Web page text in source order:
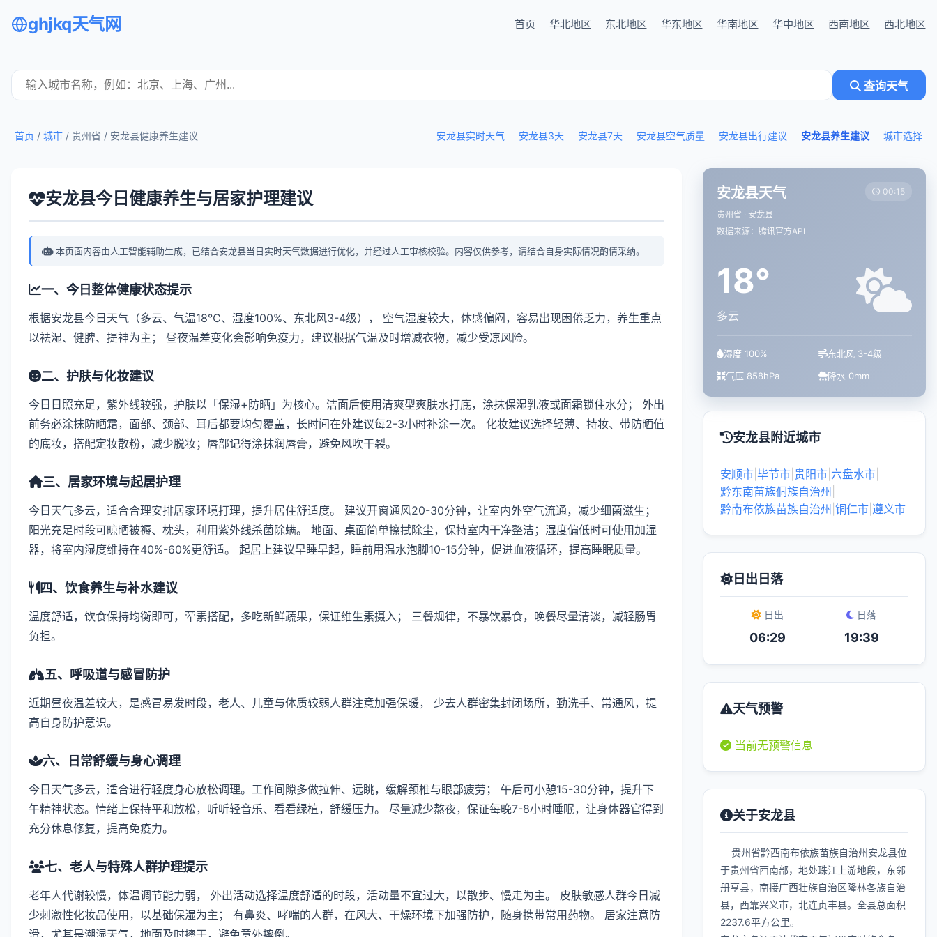
ghjkq天气网 首页 华北地区 东北地区 华东地区 华南地区 华中地区 西南地区 西北地区
查询天气
安龙县实时天气 安龙县3天 安龙县7天 安龙县空气质量 安龙县出行建议 安龙县养生建议 城市选择
首页 / 城市 / 贵州省 / 安龙县健康养生建议
安龙县今日健康养生与居家护理建议
本页面内容由人工智能辅助生成，已结合安龙县当日实时天气数据进行优化，并经过人工审核校验。内容仅供参考，请结合自身实际情况酌情采纳。
一、今日整体健康状态提示
根据安龙县今日天气（多云、气温18℃、湿度100%、东北风3-4级）， 空气湿度较大，体感偏闷，容易出现困倦乏力，养生重点
以祛湿、健脾、提神为主； 昼夜温差变化会影响免疫力，建议根据气温及时增减衣物，减少受凉风险。
二、护肤与化妆建议
今日日照充足，紫外线较强，护肤以「保湿+防晒」为核心。洁面后使用清爽型爽肤水打底，涂抹保湿乳液或面霜锁住水分； 外出
前务必涂抹防晒霜，面部、颈部、耳后都要均匀覆盖，长时间在外建议每2-3小时补涂一次。 化妆建议选择轻薄、持妆、带防晒值
的底妆，搭配定妆散粉，减少脱妆；唇部记得涂抹润唇膏，避免风吹干裂。
三、居家环境与起居护理
今日天气多云，适合合理安排居家环境打理，提升居住舒适度。 建议开窗通风20-30分钟，让室内外空气流通，减少细菌滋生；
阳光充足时段可晾晒被褥、枕头，利用紫外线杀菌除螨。 地面、桌面简单擦拭除尘，保持室内干净整洁；湿度偏低时可使用加湿
器，将室内湿度维持在40%-60%更舒适。 起居上建议早睡早起，睡前用温水泡脚10-15分钟，促进血液循环，提高睡眠质量。
四、饮食养生与补水建议
温度舒适，饮食保持均衡即可，荤素搭配，多吃新鲜蔬果，保证维生素摄入； 三餐规律，不暴饮暴食，晚餐尽量清淡，减轻肠胃
负担。
五、呼吸道与感冒防护
近期昼夜温差较大，是感冒易发时段，老人、儿童与体质较弱人群注意加强保暖， 少去人群密集封闭场所，勤洗手、常通风，提
高自身防护意识。
六、日常舒缓与身心调理
今日天气多云，适合进行轻度身心放松调理。工作间隙多做拉伸、远眺，缓解颈椎与眼部疲劳； 午后可小憩15-30分钟，提升下
午精神状态。情绪上保持平和放松，听听轻音乐、看看绿植，舒缓压力。 尽量减少熬夜，保证每晚7-8小时睡眠，让身体器官得到
充分休息修复，提高免疫力。
七、老人与特殊人群护理提示
老年人代谢较慢，体温调节能力弱， 外出活动选择温度舒适的时段，活动量不宜过大，以散步、慢走为主。 皮肤敏感人群今日减
少刺激性化妆品使用，以基础保湿为主； 有鼻炎、哮喘的人群，在风大、干燥环境下加强防护，随身携带常用药物。 居家注意防
滑，尤其是潮湿天气，地面及时擦干，避免意外摔倒。
安龙县天气
贵州省 · 安龙县
数据来源：腾讯官方API
00:15
18°
多云
湿度 100%
东北风 3-4级
气压 858hPa
降水 0mm
安龙县附近城市
安顺市 毕节市 贵阳市 六盘水市
黔东南苗族侗族自治州
黔南布依族苗族自治州 铜仁市 遵义市
日出日落
日出
06:29
日落
19:39
天气预警
当前无预警信息
关于安龙县
贵州省黔西南布依族苗族自治州安龙县位
于贵州省西南部，地处珠江上游地段，东邻
册亨县，南接广西壮族自治区隆林各族自治
县，西靠兴义市，北连贞丰县。全县总面积
2237.6平方公里。